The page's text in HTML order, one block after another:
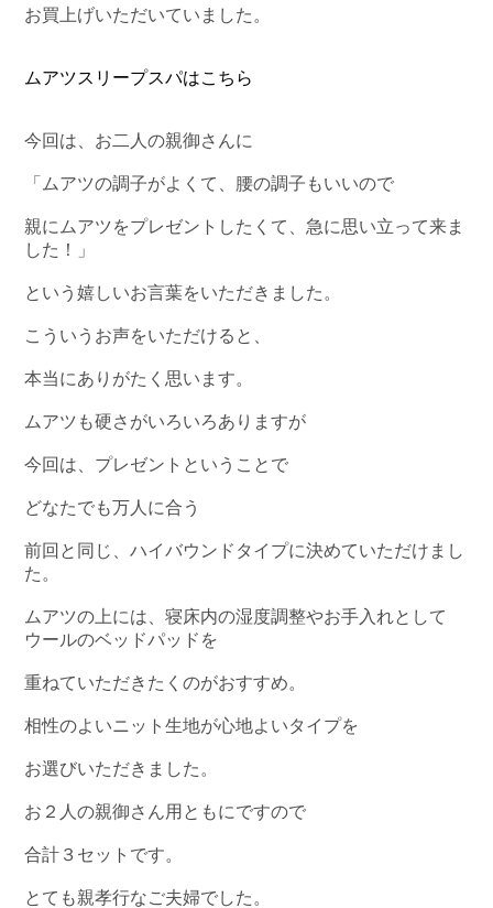
お買上げいただいていました。
ムアツスリープスパはこちら
今回は、お二人の親御さんに
「ムアツの調子がよくて、腰の調子もいいので
親にムアツをプレゼントしたくて、急に思い立って来ま
した！」
という嬉しいお言葉をいただきました。
こういうお声をいただけると、
本当にありがたく思います。
ムアツも硬さがいろいろありますが
今回は、プレゼントということで
どなたでも万人に合う
前回と同じ、ハイバウンドタイプに決めていただけまし
た。
ムアツの上には、寝床内の湿度調整やお手入れとして
ウールのベッドパッドを
重ねていただきたくのがおすすめ。
相性のよいニット生地が心地よいタイプを
お選びいただきました。
お２人の親御さん用ともにですので
合計３セットです。
とても親孝行なご夫婦でした。